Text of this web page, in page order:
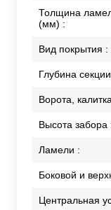
Толщина
(мм) :
Вид покрытия :
Глубина
Ворота,
Высота забора
Ламели :
Боковой и
Центральная